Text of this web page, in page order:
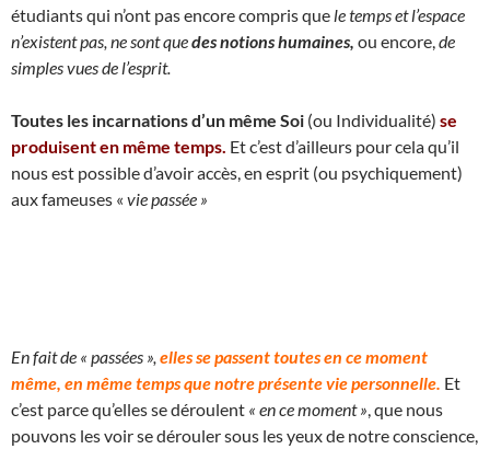
étudiants qui n’ont pas encore compris que le temps et l’espace
n’existent pas, ne sont quedes notions humaines, ou encore, de
simples vues de l’esprit.
Toutes les incarnations d’un même Soi (ou Individualité) se
produisent en même temps. Et c’est d’ailleurs pour cela qu’il
nous est possible d’avoir accès, en esprit (ou psychiquement)
aux fameuses « vie passée »
En fait de « passées », elles se passent toutes en ce moment
même, en même temps que notre présente vie personnelle. Et
c’est parce qu’elles se déroulent « en ce moment » , que nous
pouvons les voir se dérouler sous les yeux de notre conscience,